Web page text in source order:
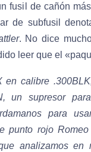
fusil de cañón
de subfusil
. No dice
leer que el
en calibre
un supresor
para
punto rojo
analizamos en